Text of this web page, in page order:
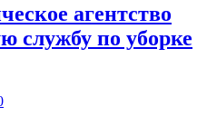
агентство
службу по уборке